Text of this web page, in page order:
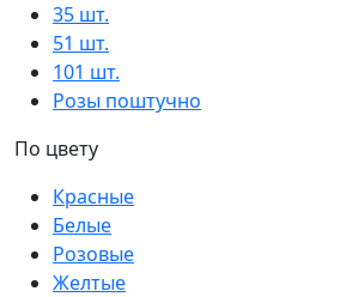
35 шт.
51 шт.
101 шт.
Розы поштучно
По цвету
Красные
Белые
Розовые
Желтые